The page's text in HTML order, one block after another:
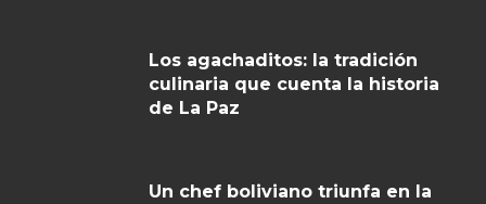
Los agachaditos: la tradición
culinaria que cuenta la historia
de La Paz
Un chef boliviano triunfa en la